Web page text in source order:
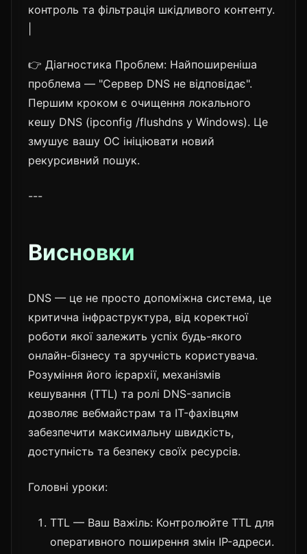
контроль та фільтрація шкідливого контенту.
👉 Діагностика Проблем: Найпоширеніша
проблема — "Сервер DNS не відповідає".
Першим кроком є очищення локального
кешу DNS (ipconfig /flushdns у Windows). Це
змушує вашу ОС ініціювати новий
рекурсивний пошук.
---
Висновки
DNS — це не просто допоміжна система, це
критична інфраструктура, від коректної
роботи якої залежить успіх будь-якого
онлайн-бізнесу та зручність користувача.
Розуміння його ієрархії, механізмів
кешування (TTL) та ролі DNS-записів
дозволяє вебмайстрам та IT-фахівцям
забезпечити максимальну швидкість,
доступність та безпеку своїх ресурсів.
Головні уроки:
TTL — Ваш Важіль: Контролюйте TTL для
оперативного поширення змін IP-адреси.